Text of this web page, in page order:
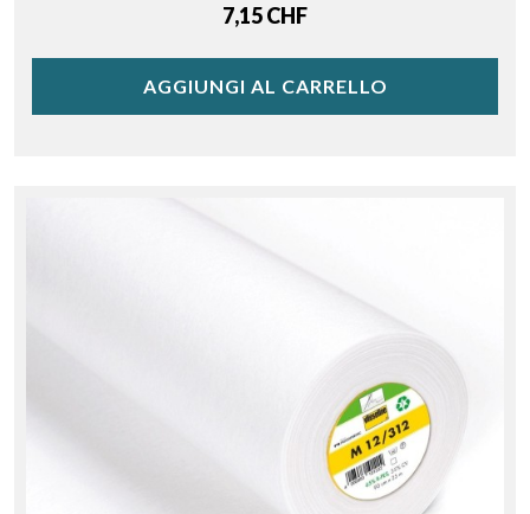
Price
7,15 CHF
AGGIUNGI AL CARRELLO